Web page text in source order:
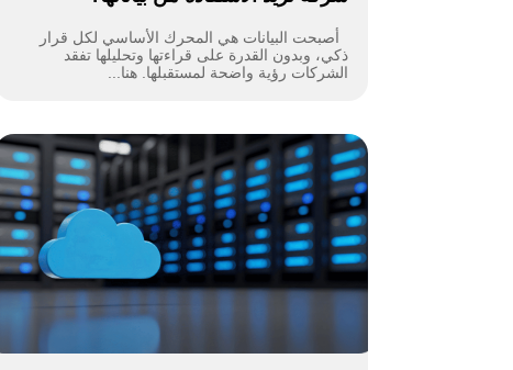
أصبحت البيانات هي المحرك الأساسي لكل قرار
ذكي، وبدون القدرة على قراءتها وتحليلها تفقد
الشركات رؤية واضحة لمستقبلها. هنا...